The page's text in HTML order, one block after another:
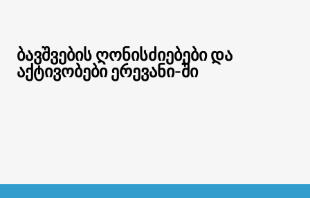
ბავშვების ღონისძიებები და
აქტივობები ერევანი-ში